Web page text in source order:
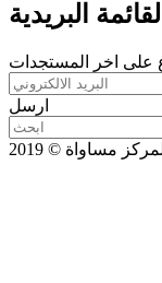
البريدية
على اخر المستجدات
ارسل
مساواة © 2019